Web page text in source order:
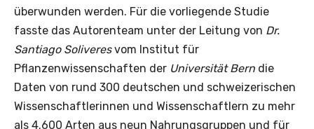
überwunden werden. Für die vorliegende Studie
fasste das Autorenteam unter der Leitung von Dr.
Santiago Soliveresvom Institut für
Pflanzenwissenschaften der Universität Bern die
Daten von rund 300 deutschen und schweizerischen
Wissenschaftlerinnen und Wissenschaftlern zu mehr
als 4.600 Arten aus neun Nahrungsgruppen und für